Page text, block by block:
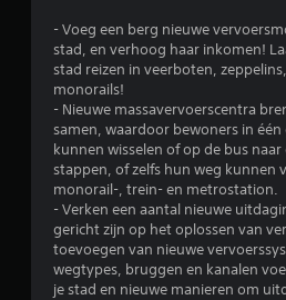
- Voeg een berg nieuwe
stad, en verhoog haar inkomen!
stad reizen in veerboten,
monorails!
- Nieuwe massavervoerscentra
samen, waardoor bewoners in
kunnen wisselen of op de bus
stappen, of zelfs hun weg kunnen
monorail-, trein- en metrostation.
- Verken een aantal nieuwe
gericht zijn op het oplossen van
toevoegen van nieuwe
wegtypes, bruggen en kanalen
je stad en nieuwe manieren om